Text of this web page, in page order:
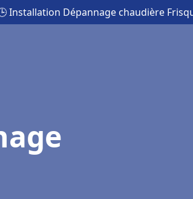
Installation Dépannage chaudière